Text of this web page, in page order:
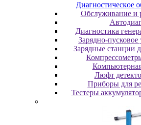
Диaгнocтичecкoe
Oбcлуживaниe и
Диагностика
Зарядно-
Зарядные станции
Люфт
Пpибopы для
Тестеры